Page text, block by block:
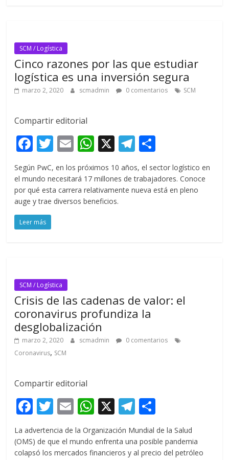
SCM / Logística
Cinco razones por las que estudiar
logística es una inversión segura
marzo 2, 2020 scmadmin 0 comentarios SCM
Compartir editorial
F
ac
e
b
o
o
T
w
itt
er
E
m
ai
l
W
at
s
A
X T
el
e
gr
o
m
p
Según PwC, en los próximos 10 años, el sector logístico en
el mundo necesitará 17 millones de trabajadores. Conoce
por qué esta carrera relativamente nueva está en pleno
auge y trae diversos beneficios.
Leer más
SCM / Logística
Crisis de las cadenas de valor: el
coronavirus profundiza la
desglobalización
marzo 2, 2020 scmadmin
0 comentarios
Coronavirus, SCM
Compartir editorial
F
ac
e
b
T
w
itt
er
E
m
ai
l
W
h
at
s
X T
el
e
gr
o
m
p
La advertencia de la Organización Mundial de la Salud
(OMS) de que el mundo enfrenta una posible pandemia
colapsó los mercados financieros y al precio del petróleo